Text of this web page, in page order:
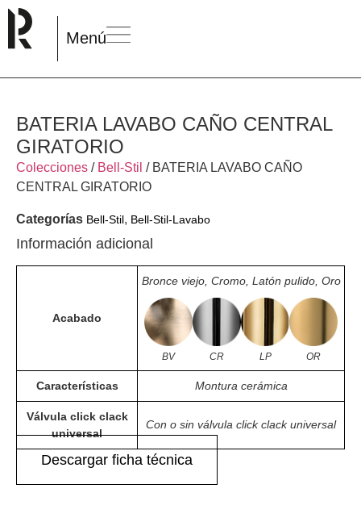
Menú
BATERIA LAVABO CAÑO CENTRAL
GIRATORIO
Colecciones / Bell-Stil / BATERIA LAVABO CAÑO
CENTRAL GIRATORIO
Categorías Bell-Stil, Bell-Stil-Lavabo
Información adicional
Acabado
Bronce viejo, Cromo, Latón pulido, Oro
BV CR LP OR
Características Montura cerámica
Válvula click clack
universal
Con o sin válvula click clack universal
Descargar ficha técnica